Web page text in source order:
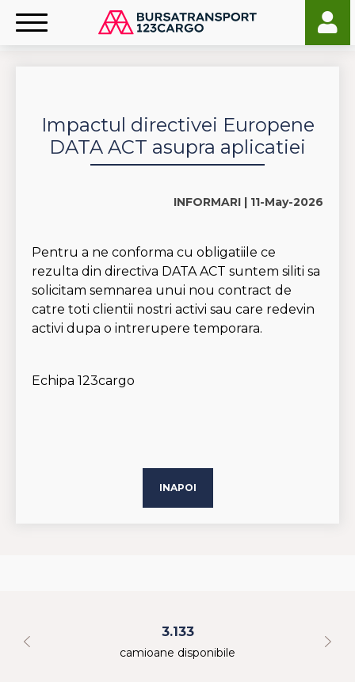
Impactul directivei Europene
DATA ACT asupra aplicatiei
INFORMARI | 11-May-2026
Pentru a ne conforma cu obligatiile ce
rezulta din directiva DATA ACT suntem siliti sa
solicitam semnarea unui nou contract de
catre toti clientii nostri activi sau care redevin
activi dupa o intrerupere temporara.
Echipa 123cargo
INAPOI
3.133
camioane disponibile